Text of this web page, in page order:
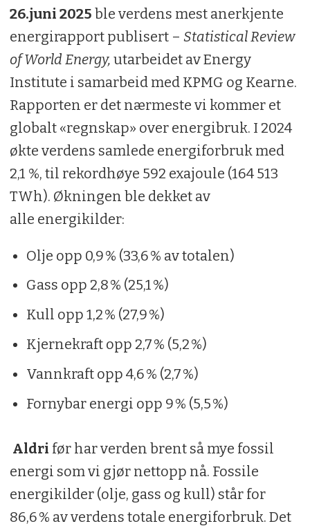
26.juni 2025 ble verdens mest anerkjente
energirapport publisert – Statistical Review
of World Energy, utarbeidet av Energy
Institute i samarbeid med KPMG og Kearne.
Rapporten er det nærmeste vi kommer et
globalt «regnskap» over energibruk. I 2024
økte verdens samlede energiforbruk med
2,1 %, til rekordhøye 592 exajoule (164 513
TWh). Økningen ble dekket av
alle energikilder:
Olje opp 0,9 % (33,6 % av totalen)
Gass opp 2,8 % (25,1 %)
Kull opp 1,2 % (27,9 %)
Kjernekraft opp 2,7 % (5,2 %)
Vannkraft opp 4,6 % (2,7 %)
Fornybar energi opp 9 % (5,5 %)
Aldri før har verden brent så mye fossil
energi som vi gjør nettopp nå. Fossile
energikilder (olje, gass og kull) står for
86,6 % av verdens totale energiforbruk. Det